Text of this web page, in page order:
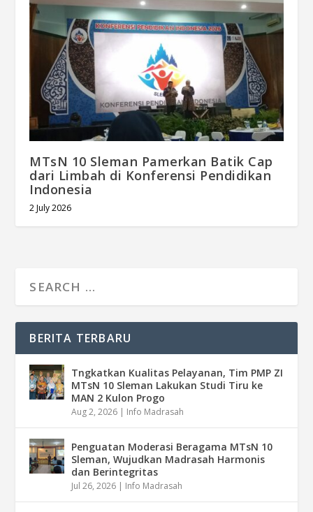
MTsN 10 Sleman Pamerkan Batik Cap
dari Limbah di Konferensi Pendidikan
Indonesia
2 July 2026
BERITA TERBARU
Tngkatkan Kualitas Pelayanan, Tim PMP ZI
MTsN 10 Sleman Lakukan Studi Tiru ke
MAN 2 Kulon Progo
Aug 2, 2026 | Info Madrasah
Penguatan Moderasi Beragama MTsN 10
Sleman, Wujudkan Madrasah Harmonis
dan Berintegritas
Jul 26, 2026 | Info Madrasah